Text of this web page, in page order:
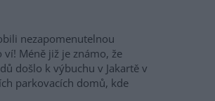
nezapomenutelnou
Méně již je známo, že
došlo k výbuchu v Jakartě v
parkovacích domů, kde